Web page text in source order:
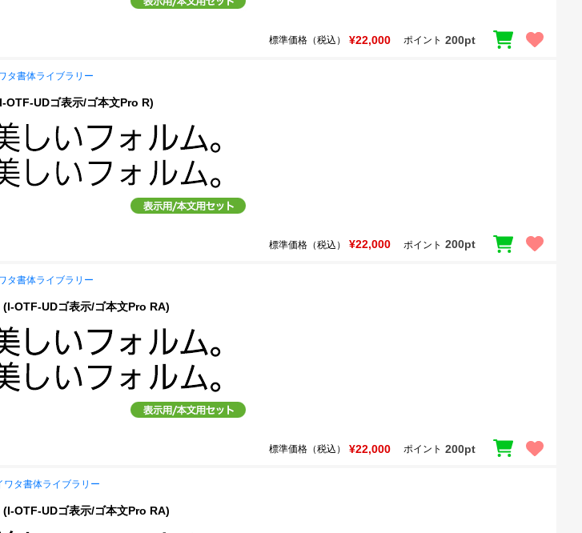
標準価格（税込） ¥22,000 ポイント 200pt
タ書体ライブラリー
OTF-UDゴ表示/ゴ本文Pro R)
標準価格（税込） ¥22,000 ポイント 200pt
タ書体ライブラリー
OTF-UDゴ表示/ゴ本文Pro RA)
標準価格（税込） ¥22,000 ポイント 200pt
ワタ書体ライブラリー
OTF-UDゴ表示/ゴ本文Pro RA)